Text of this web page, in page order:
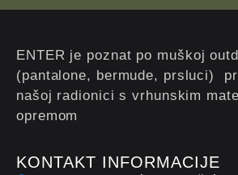
ENTER je poznat po muškoj
(pantalone, bermude, prsluci)
našoj radionici s vrhunskim
opremom
KONTAKT INFORMACIJE